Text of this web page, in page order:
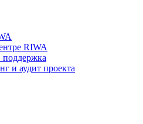
RIWA
и аудит проекта